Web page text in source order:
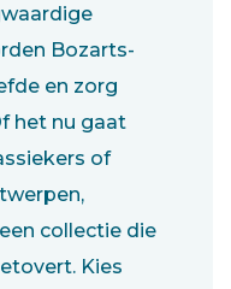
Bozarts-
en zorg
het nu gaat
of
collectie die
Kies